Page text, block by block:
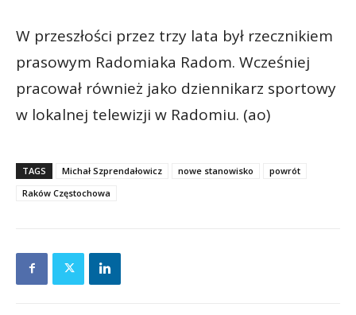
W przeszłości przez trzy lata był rzecznikiem
prasowym Radomiaka Radom. Wcześniej
pracował również jako dziennikarz sportowy
w lokalnej telewizji w Radomiu. (ao)
TAGS Michał Szprendałowicz nowe stanowisko
powrót
Raków Częstochowa